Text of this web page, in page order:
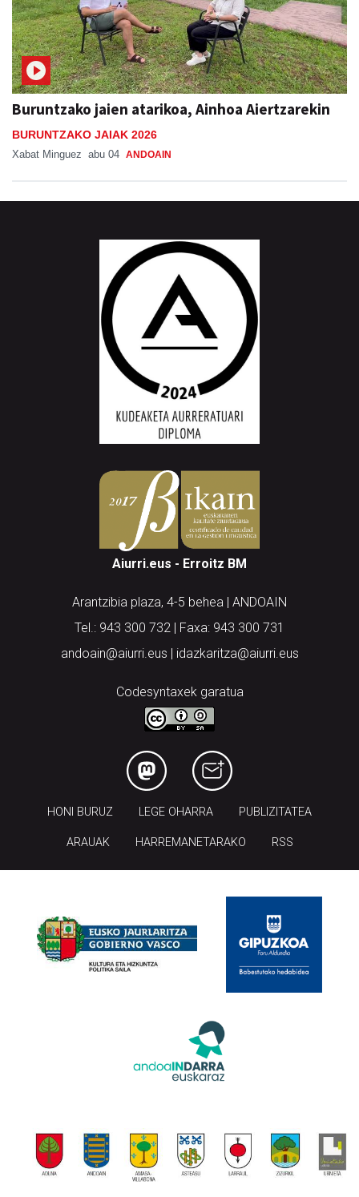
Buruntzako jaien atarikoa, Ainhoa Aiertzarekin
BURUNTZAKO JAIAK 2026
Xabat Minguez abu 04 ANDOAIN
Aiurri.eus - Erroitz BM
Arantzibia plaza, 4-5 behea | ANDOAIN
Tel.: 943 300 732 | Faxa: 943 300 731
andoain@aiurri.eus | idazkaritza@aiurri.eus
Codesyntaxek garatua
HONI BURUZ LEGE OHARRA PUBLIZITATEA
ARAUAK HARREMANETARAKO RSS